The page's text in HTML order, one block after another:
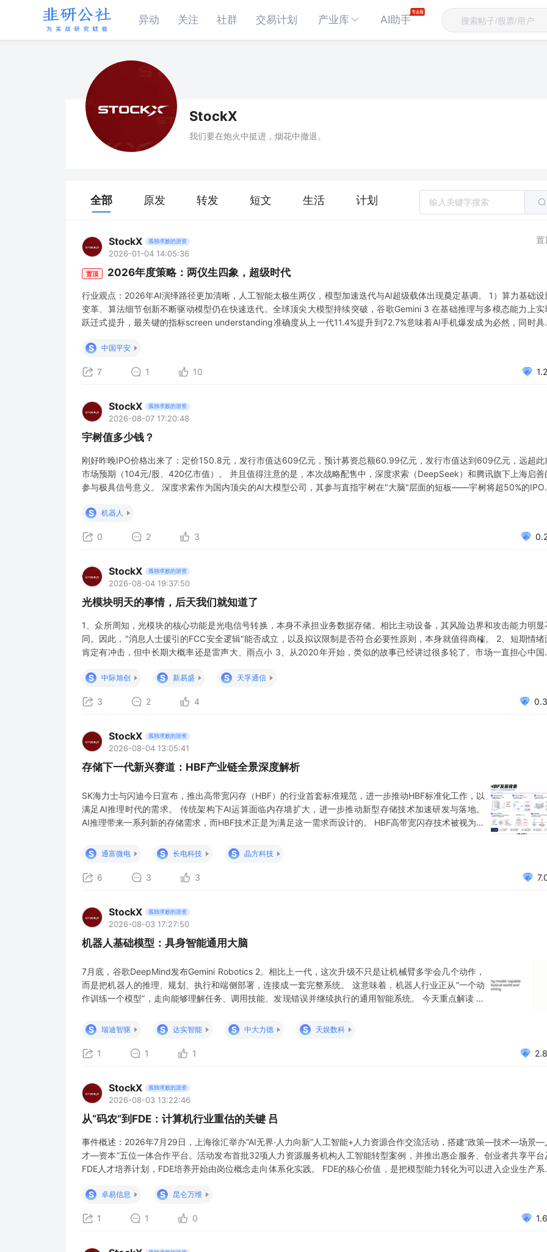
异动 关注 社群 交易计划 产业库 AI助手
StockX
我们要在炮火中挺进，烟花中撤退。
全部 原发 转发 短文 生活 计划
置
StockX 孤独求败的游资
2026-01-04 14:05:36
置顶 2026年度策略：两仪生四象，超级时代
行业观点：2026年AI演绎路径更加清晰，人工智能太极生两仪，模型加速迭代与AI超级载体出现奠定基调。 1）算力基础设
变革、算法细节创新不断驱动模型仍在快速迭代。全球顶尖大模型持续突破，谷歌Gemini 3 在基础推理与多模态能力上实
跃迁式提升，最关键的指标screen understanding准确度从上一代11.4%提升到72.7%意味着AI手机爆发成为必然，同时具
V3
S 中国平安
7 1 10
StockX 孤独求败的游资
2026-08-07 17:20:48
宇树值多少钱？
刚好昨晚IPO价格出来了：定价150.8元，发行市值达609亿元，预计募资总额60.99亿元，发行市值达到609亿元，远超此
市场预期（104元/股、420亿市值）。 并且值得注意的是，本次战略配售中，深度求索（DeepSeek）和腾讯旗下上海启善
参与极具信号意义。 深度求索作为国内顶尖的AI大模型公司，其参与直指宇树在"大脑"层面的短板——宇树将超50%的IPO
看中人形机器人
S 机器人
0 2 3
StockX 孤独求败的游资
2026-08-04 19:37:50
光模块明天的事情，后天我们就知道了
1、众所周知，光模块的核心功能是光电信号转换，本身不承担业务数据存储。相比主动设备，其风险边界和攻击能力明显
同。因此，"消息人士援引的FCC安全逻辑"能否成立，以及拟议限制是否符合必要性原则，本身就值得商榷。 2、短期情绪
肯定有冲击，但中长期大概率还是雷声大、雨点小 3、从2020年开始，类似的故事已经讲过很多轮了。市场一直担心中国
国厂商的份额仍然不降反增。 原因也很现实: 高速
S 中际旭创 S 新易盛 S 天孚通信
3 2 4
StockX 孤独求败的游资
2026-08-04 13:05:41
存储下一代新兴赛道：HBF产业链全景深度解析
SK海力士与闪迪今日宣布，推出高带宽闪存（HBF）的行业首套标准规范，进一步推动HBF标准化工作，以
满足AI推理时代的需求。 传统架构下AI运算面临内存墙扩大，进一步推动新型存储技术加速研发与落地。
AI推理带来一系列新的存储需求，而HBF技术正是为满足这一需求而设计的。 HBF高带宽闪存技术被视为打
系统发展的重要里程碑，也是下一代AI系统提升大规模Token经济效益的重要基础。 据韩科院教授金
S 通富微电 S 长电科技 S 晶方科技
6 3 3
StockX 孤独求败的游资
2026-08-03 17:27:50
机器人基础模型：具身智能通用大脑
7月底，谷歌DeepMind发布Gemini Robotics 2。相比上一代，这次升级不只是让机械臂多学会几个动作，
而是把机器人的推理、规划、执行和端侧部署，连接成一套完整系统。 这意味着，机器人行业正从“一个动
作训练一个模型”，走向能够理解任务、调用技能、发现错误并继续执行的通用智能系统。 今天重点解读 机
械臂移动到什么位置、夹爪什么时候开合。这种模式适合焊接、搬运、喷涂等标准化场景，但环境、物
S 瑞迪智驱 S 达实智能 S 中大力德 S 天娱数科
1 1 1
StockX 孤独求败的游资
2026-08-03 13:22:46
从“码农”到FDE：计算机行业重估的关键 吕
事件概述：2026年7月29日，上海徐汇举办“AI无界·人力向新”人工智能+人力资源合作交流活动，搭建“政策—技术—场景—
才—资本”五位一体合作平台。活动发布首批32项人力资源服务机构人工智能转型案例，并推出惠企服务、创业者共享平台
FDE人才培养计划，FDE培养开始由岗位概念走向体系化实践。 FDE的核心价值，是把模型能力转化为可以进入企业生产系
续运营。FDE培养开始由岗位概念走
S 卓易信息 S 昆仑万维
1 1 0